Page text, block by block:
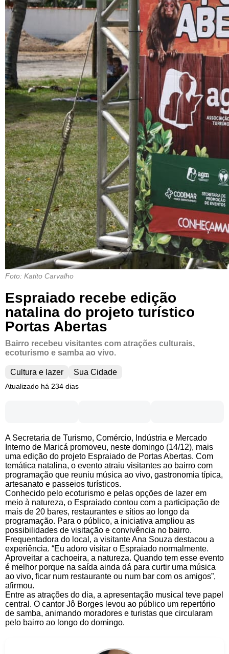
Foto: Katito Carvalho
Espraiado recebe edição
natalina do projeto turístico
Portas Abertas
Bairro recebeu visitantes com atrações culturais,
ecoturismo e samba ao vivo.
Cultura e lazer Sua Cidade
Atualizado há 234 dias
A Secretaria de Turismo, Comércio, Indústria e Mercado
Interno de Maricá promoveu, neste domingo (14/12), mais
uma edição do projeto Espraiado de Portas Abertas. Com
temática natalina, o evento atraiu visitantes ao bairro com
programação que reuniu música ao vivo, gastronomia típica,
artesanato e passeios turísticos.
Conhecido pelo ecoturismo e pelas opções de lazer em
meio à natureza, o Espraiado contou com a participação de
mais de 20 bares, restaurantes e sítios ao longo da
programação. Para o público, a iniciativa ampliou as
possibilidades de visitação e convivência no bairro.
Frequentadora do local, a visitante Ana Souza destacou a
experiência. “Eu adoro visitar o Espraiado normalmente.
Aproveitar a cachoeira, a natureza. Quando tem esse evento
é melhor porque na saída ainda dá para curtir uma música
ao vivo, ficar num restaurante ou num bar com os amigos”,
afirmou.
Entre as atrações do dia, a apresentação musical teve papel
central. O cantor Jô Borges levou ao público um repertório
de samba, animando moradores e turistas que circularam
pelo bairro ao longo do domingo.